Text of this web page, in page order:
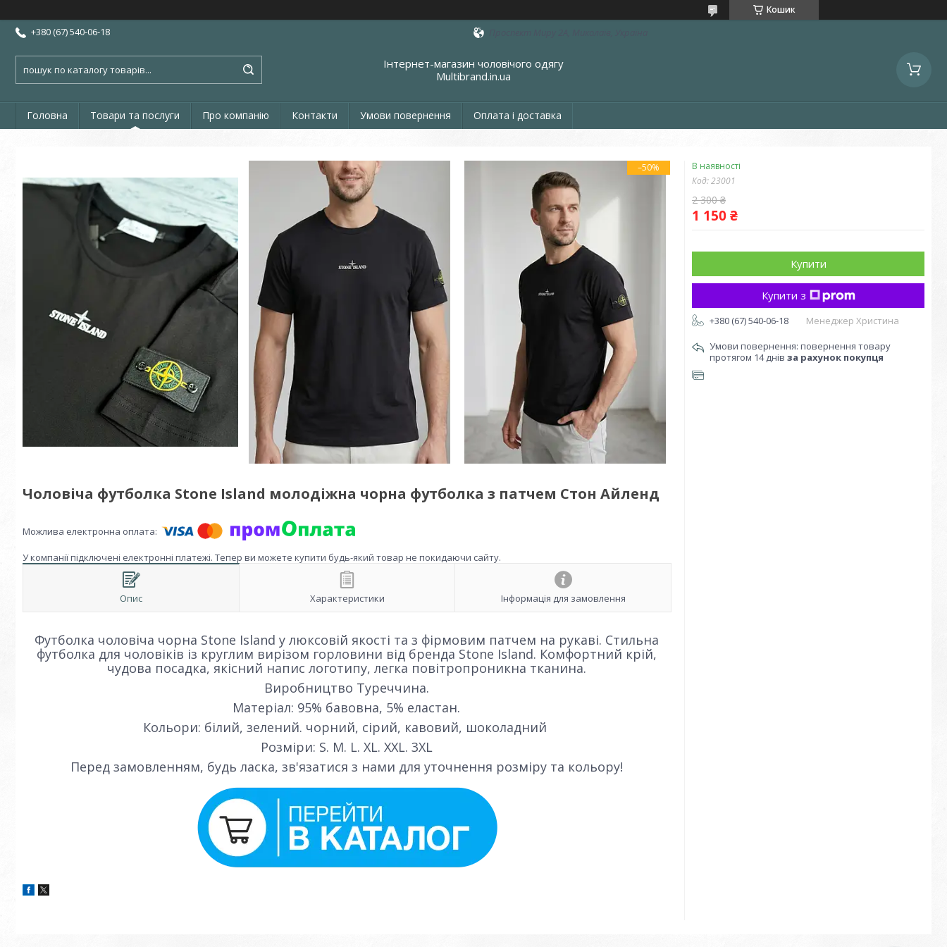
Кошик
+380 (67) 540-06-18
Інтернет-магазин чоловічого одягу
Multibrand.in.ua
Головна Товари та послуги Про компанію Контакти Умови повернення Оплата і доставка
–50%
Чоловіча футболка Stone Island молодіжна чорна футболка з патчем Стон Айленд
У компанії підключені електронні платежі. Тепер ви можете купити будь-який товар не покидаючи сайту.
Опис Характеристики Інформація для замовлення
Футболка чоловіча чорна Stone Island у люксовій якості та з фірмовим патчем на рукаві. Стильна
футболка для чоловіків із круглим вирізом горловини від бренда Stone Island. Комфортний крій,
чудова посадка, якісний напис логотипу, легка повітропроникна тканина.
Виробництво Туреччина.
Матеріал: 95% бавовна, 5% еластан.
Кольори: білий, зелений. чорний, сірий, кавовий, шоколадний
Розміри: S. M. L. XL. XXL. 3XL
Перед замовленням, будь ласка, зв'язатися з нами для уточнення розміру та кольору!
В наявності
Код:23001
2 300 ₴
1 150 ₴
Купити
Купити з
+380 (67) 540-06-18
Менеджер Христина
повернення товару
протягом 14 днів за рахунок покупця